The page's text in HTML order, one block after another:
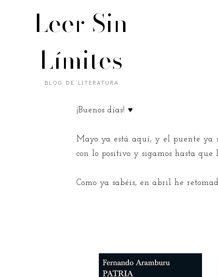
Leer Sin
Límites
BLOG DE LITERATURA
¡Buenos días! ♥
Mayo ya está aquí, y el puente ya
con lo positivo y sigamos hasta
Como ya sabéis, en abril he